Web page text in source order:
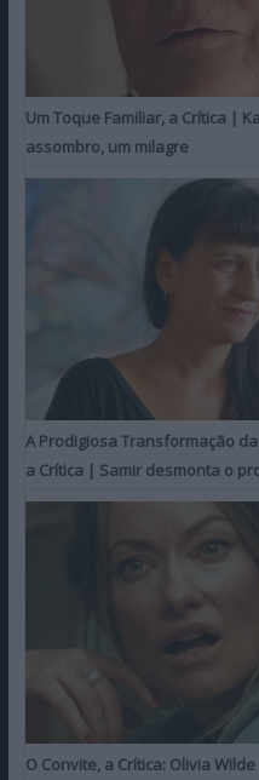
Um Toque Familiar, a Crítica |
assombro, um milagre
A Prodigiosa Transformação
a Crítica | Samir desmonta o
O Convite, a Crítica: Olivia